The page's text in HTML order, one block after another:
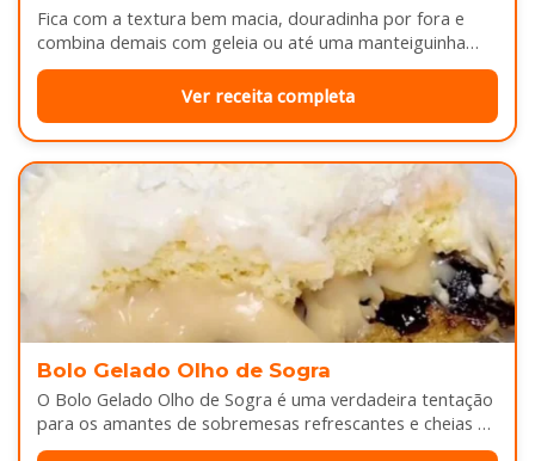
Fica com a textura bem macia, douradinha por fora e
combina demais com geleia ou até uma manteiguinha
derretendo por cima...
Ver receita completa
Bolo Gelado Olho de Sogra
O Bolo Gelado Olho de Sogra é uma verdadeira tentação
para os amantes de sobremesas refrescantes e cheias de
sabor...